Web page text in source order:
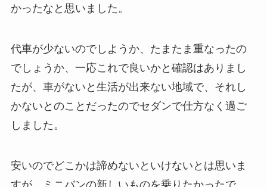
かったなと思いました。
代車が少ないのでしようか、たまたま重なったの
でしょうか、一応これで良いかと確認はありまし
たが、車がないと生活が出来ない地域で、それし
かないとのことだったのでセダンで仕方なく過ご
しました。
安いのでどこかは諦めないといけないとは思いま
すが、ミニバンの新しいものを乗りたかったで